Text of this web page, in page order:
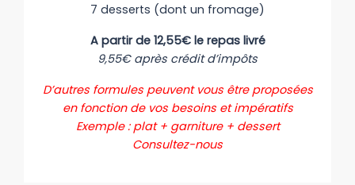
7 desserts (dont un fromage)
A partir de 12,55€ le repas livré
9,55€ après crédit d’impôts
D’autres formules peuvent vous être proposées
en fonction de vos besoins et impératifs
Exemple : plat + garniture + dessert
Consultez-nous